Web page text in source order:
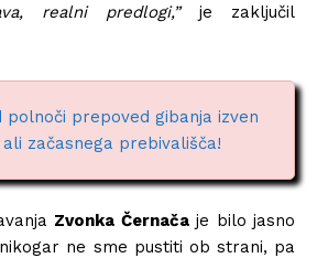
realni predlogi,”je zaključil
polnoči prepoved gibanja izven
začasnega prebivališča!
Zvonka Černačaje bilo jasno
ne sme pustiti ob strani, pa